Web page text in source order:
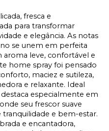
fresca e
para transformar
e elegância. As notas
se unem em perfeita
leve, confortável e
home spray foi pensado
maciez e sutileza,
e relaxante. Ideal
destaca especialmente em
seu frescor suave
e bem-estar.
e encantadora,